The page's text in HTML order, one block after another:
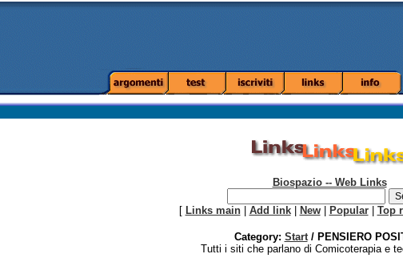
Biospazio -- Web Links
[ Links main| Add link| New| Popular| Top
Category: Start/ PENSIERO
Tutti i siti che parlano di Comicoterapia e